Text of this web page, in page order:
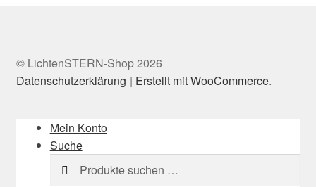
© LichtenSTERN-Shop 2026
Datenschutzerklärung
Erstellt mit WooCommerce.
Mein Konto
Suche
Suchen
nach:
Suchen